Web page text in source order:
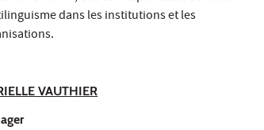
dans les institutions et les
VAUTHIER